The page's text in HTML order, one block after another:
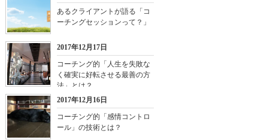
あるクライアントが語る「コ
ーチングセッションって？」
2017年12月17日
コーチング的「人生を失敗な
く確実に好転させる最善の方
法」とは？
2017年12月16日
コーチング的「感情コントロ
ール」の技術とは？